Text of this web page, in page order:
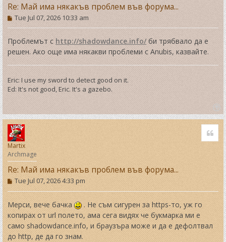
Re: Май има някакъв проблем във форума...
P
o
s
t
Tue Jul 07, 2026 10:33 am
Проблемът сhttp://shadowdance.info/би трябвало да е
решен. Ако още има някакви проблеми с Anubis, казвайте.
Eric: I use my sword to detect good on it.
Ed: It's not good, Eric. It's a gazebo.
T
o
p
Martix
Archmage
Re: Май има някакъв проблем във форума...
P
o
s
t
Tue Jul 07, 2026 4:33 pm
Мерси, вече бачка
. Не съм сигурен за https-то, уж го
копирах от url полето, ама сега видях че букмарка ми е
само shadowdance.info, и браузъра може и да е дефолтвал
до http, де да го знам.